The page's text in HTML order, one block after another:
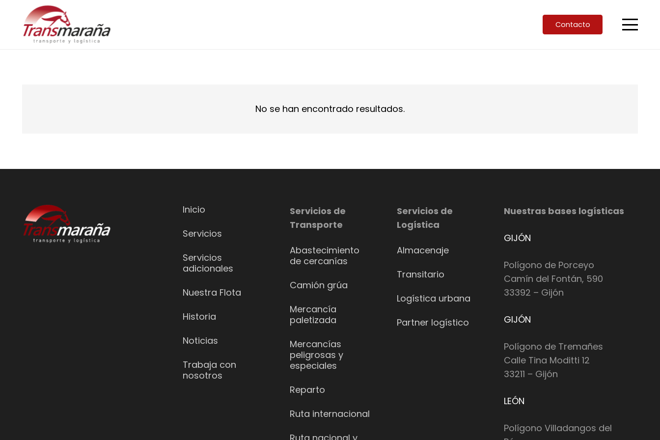
Contacto
No se han encontrado resultados.
Inicio
Servicios
Servicios
adicionales
Nuestra Flota
Historia
Noticias
Trabaja con
nosotros
Servicios de
Transporte
Abastecimiento
de cercanías
Camión grúa
Mercancía
paletizada
Mercancías
peligrosas y
especiales
Reparto
Ruta internacional
Servicios de
Logística
Almacenaje
Transitario
Logística urbana
Partner logístico
Nuestras bases logísticas
GIJÓN
Polígono de Porceyo
Camín del Fontán, 590
33392 – Gijón
GIJÓN
Polígono de Tremañes
Calle Tina Moditti 12
33211 – Gijón
LEÓN
Polígono Villadangos del